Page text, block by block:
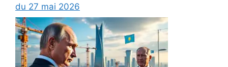
du 27 mai 2026